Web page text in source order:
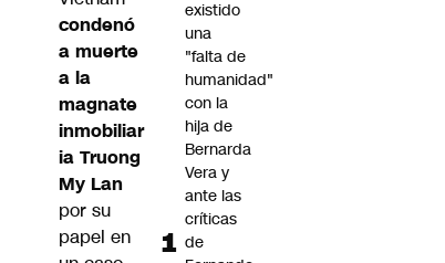
condenó
a muerte
a la
magnate
inmobiliar
ia Truong
My Lan
por su
papel en
existido
una
"falta de
humanidad"
con la
hija de
Bernarda
Vera y
ante las
críticas
de